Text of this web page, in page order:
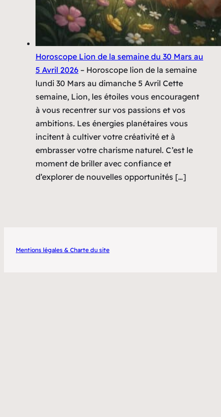
Horoscope Lion de la semaine du 30 Mars au
5 Avril 2026 – Horoscope lion de la semaine
lundi 30 Mars au dimanche 5 Avril Cette
semaine, Lion, les étoiles vous encouragent
à vous recentrer sur vos passions et vos
ambitions. Les énergies planétaires vous
incitent à cultiver votre créativité et à
embrasser votre charisme naturel. C’est le
moment de briller avec confiance et
d’explorer de nouvelles opportunités […]
Mentions légales & Charte du site